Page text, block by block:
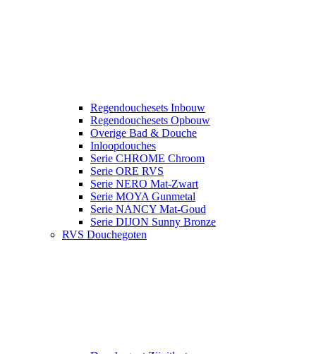
Regendouchesets Inbouw
Regendouchesets Opbouw
Overige Bad & Douche
Inloopdouches
Serie CHROME Chroom
Serie ORE RVS
Serie NERO Mat-Zwart
Serie MOYA Gunmetal
Serie NANCY Mat-Goud
Serie DIJON Sunny Bronze
RVS Douchegoten